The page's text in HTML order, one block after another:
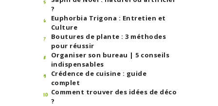
?
Euphorbia Trigona : Entretien et
Culture
Boutures de plante : 3 méthodes
pour réussir
Organiser son bureau | 5 conseils
indispensables
Crédence de cuisine : guide
complet
Comment trouver des idées de déco
?